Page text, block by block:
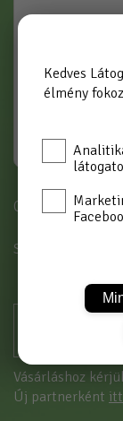
Cikkszám: R-
SZÍN
Vásárláshoz
Új partnerként
Kedves
élmény